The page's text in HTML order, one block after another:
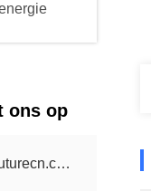
ons op
sales002@goldenfuturecn.com